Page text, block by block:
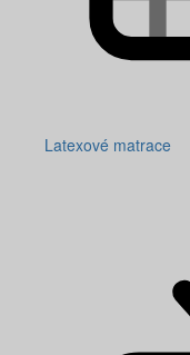
Latexové matrace